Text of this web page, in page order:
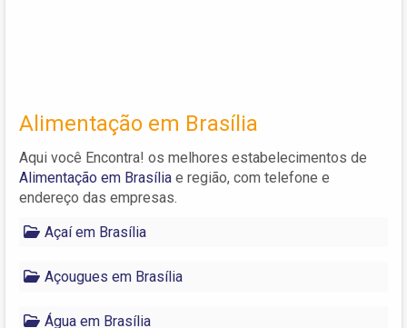
Alimentação em Brasília
Aqui você Encontra! os melhores estabelecimentos de
Alimentação em Brasília e região, com telefone e
endereço das empresas.
Açaí em Brasília
Açougues em Brasília
Água em Brasília